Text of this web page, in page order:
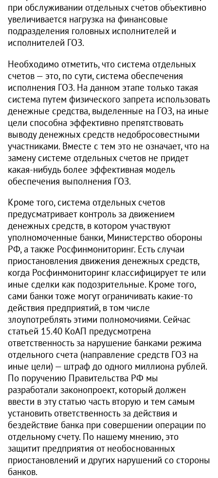
при обслуживании отдельных счетов объективно
увеличивается нагрузка на финансовые
подразделения головных исполнителей и
исполнителей ГОЗ.
Необходимо отметить, что система отдельных
счетов — это, по сути, система обеспечения
исполнения ГОЗ. На данном этапе только такая
система путем физического запрета использовать
денежные средства, выделенные на ГОЗ, на иные
цели способна эффективно препятствовать
выводу денежных средств недобросовестными
участниками. Вместе с тем это не означает, что на
замену системе отдельных счетов не придет
какая-нибудь более эффективная модель
обеспечения выполнения ГОЗ.
Кроме того, система отдельных счетов
предусматривает контроль за движением
денежных средств, в котором участвуют
уполномоченные банки, Министерство обороны
РФ, а также Росфинмониторинг. Есть случаи
приостановления движения денежных средств,
когда Росфинмониторинг классифицирует те или
иные сделки как подозрительные. Кроме того,
сами банки тоже могут ограничивать какие-то
действия предприятий, в том числе
злоупотреблять этими полномочиями. Сейчас
статьей 15.40 КоАП предусмотрена
ответственность за нарушение банками режима
отдельного счета (направление средств ГОЗ на
иные цели) — штраф до одного миллиона рублей.
По поручению Правительства РФ мы
разработали законопроект, который должен
ввести в эту статью часть вторую и тем самым
установить ответственность за действия и
бездействие банка при совершении операции по
отдельному счету. По нашему мнению, это
защитит предприятия от необоснованных
приостановлений и других нарушений со стороны
банков.